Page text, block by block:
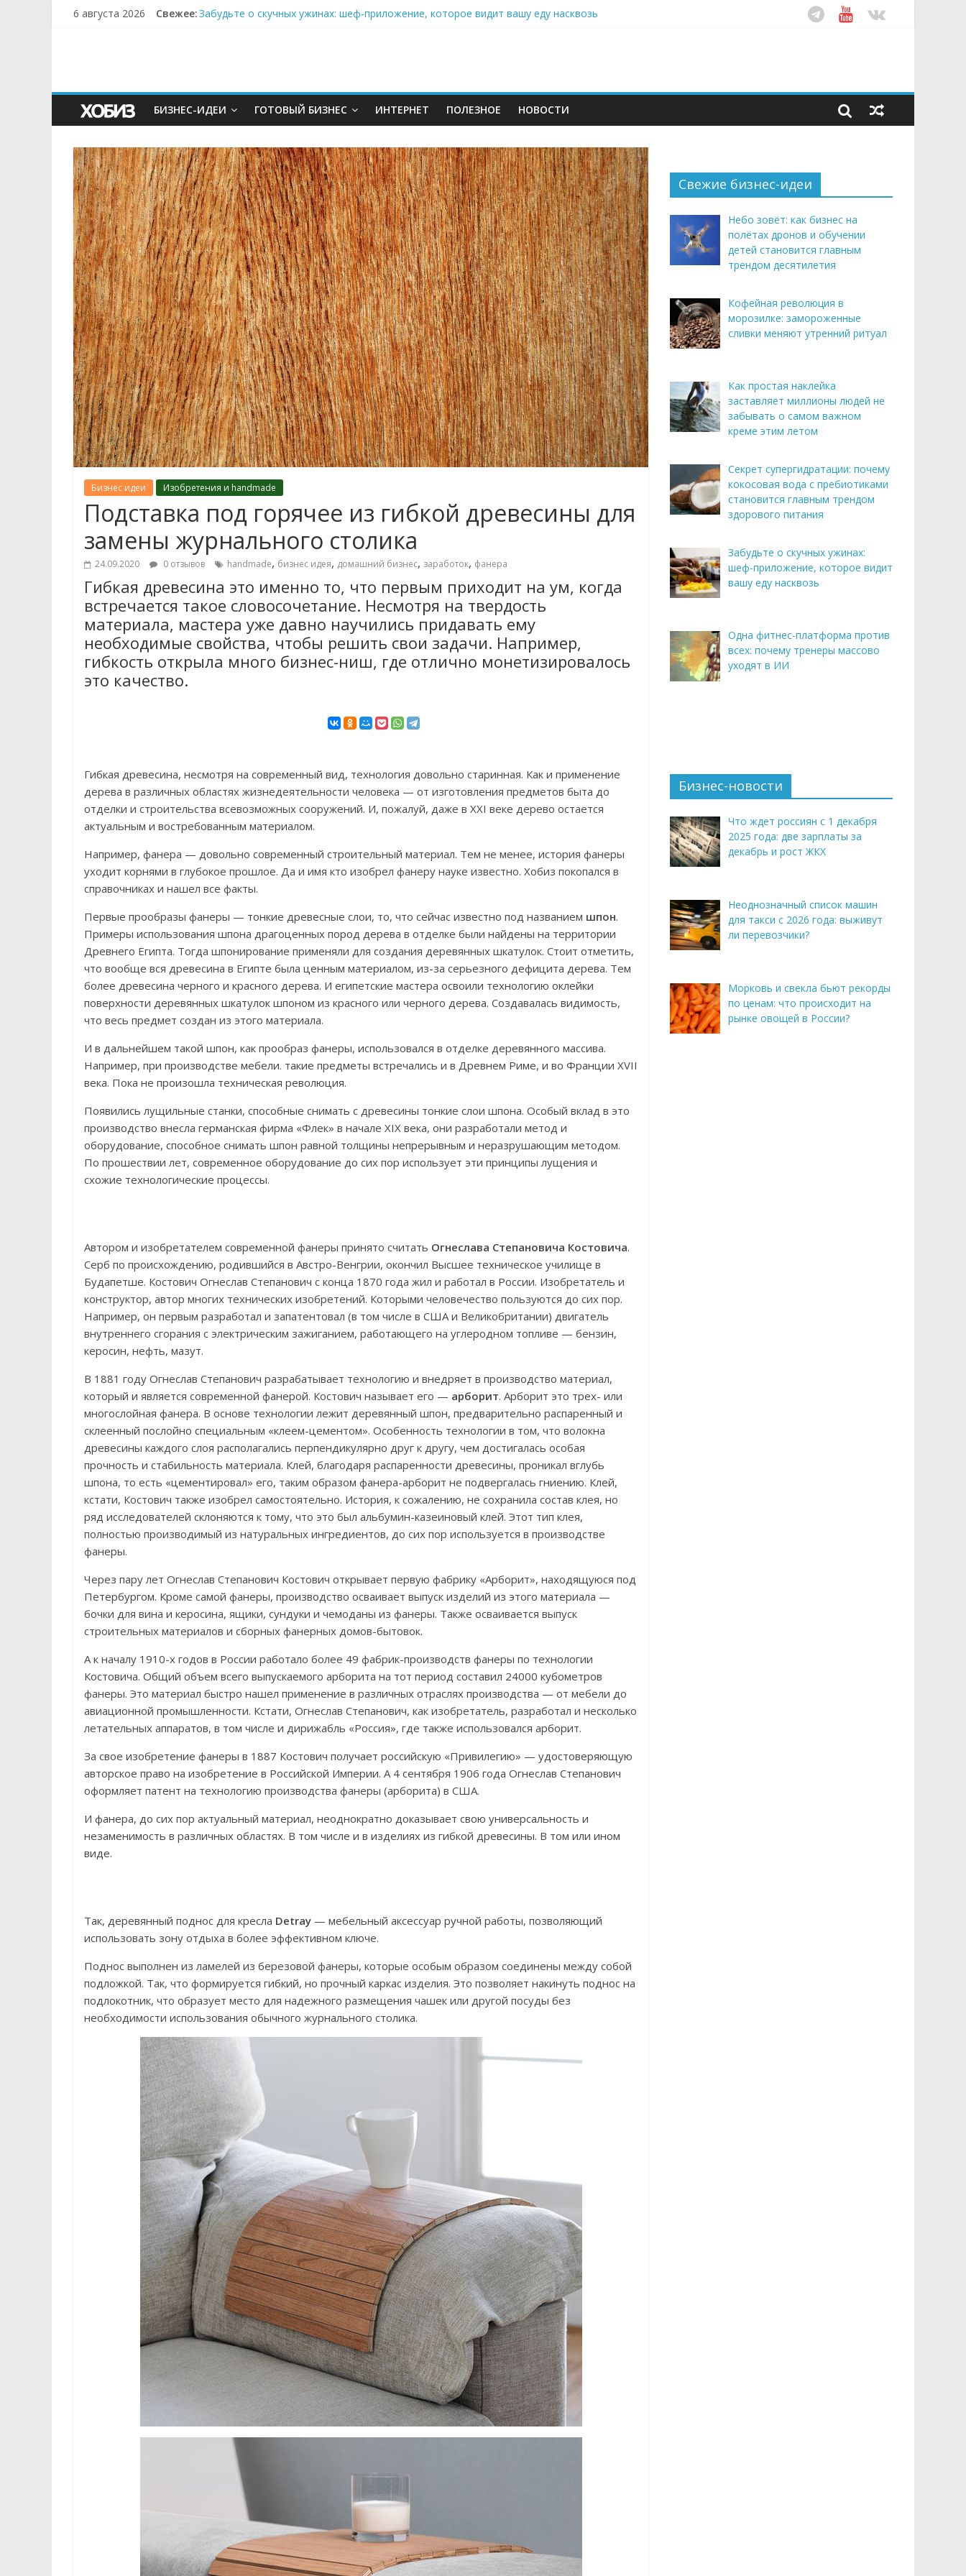
6 августа 2026 Свежее:Забудьте о скучных ужинах: шеф-приложение, которое видит вашу еду насквозь
БИЗНЕС-ИДЕИ ГОТОВЫЙ БИЗНЕС ИНТЕРНЕТ ПОЛЕЗНОЕ НОВОСТИ
Бизнес идеи Изобретения и handmade
Подставка под горячее из гибкой древесины для
замены журнального столика
24.09.2020 0 отзывов handmade, бизнес идея, домашний бизнес, заработок, фанера
Гибкая древесина это именно то, что первым приходит на ум, когда
встречается такое словосочетание. Несмотря на твердость
материала, мастера уже давно научились придавать ему
необходимые свойства, чтобы решить свои задачи. Например,
гибкость открыла много бизнес-ниш, где отлично монетизировалось
это качество.
Гибкая древесина, несмотря на современный вид, технология довольно старинная. Как и применение
дерева в различных областях жизнедеятельности человека — от изготовления предметов быта до
отделки и строительства всевозможных сооружений. И, пожалуй, даже в XXI веке дерево остается
актуальным и востребованным материалом.
Например, фанера — довольно современный строительный материал. Тем не менее, история фанеры
уходит корнями в глубокое прошлое. Да и имя кто изобрел фанеру науке известно. Хобиз покопался в
справочниках и нашел все факты.
Первые прообразы фанеры — тонкие древесные слои, то, что сейчас известно под названием шпон.
Примеры использования шпона драгоценных пород дерева в отделке были найдены на территории
Древнего Египта. Тогда шпонирование применяли для создания деревянных шкатулок. Стоит отметить,
что вообще вся древесина в Египте была ценным материалом, из-за серьезного дефицита дерева. Тем
более древесина черного и красного дерева. И египетские мастера освоили технологию оклейки
поверхности деревянных шкатулок шпоном из красного или черного дерева. Создавалась видимость,
что весь предмет создан из этого материала.
И в дальнейшем такой шпон, как прообраз фанеры, использовался в отделке деревянного массива.
Например, при производстве мебели. такие предметы встречались и в Древнем Риме, и во Франции XVII
века. Пока не произошла техническая революция.
Появились лущильные станки, способные снимать с древесины тонкие слои шпона. Особый вклад в это
производство внесла германская фирма «Флек» в начале XIX века, они разработали метод и
оборудование, способное снимать шпон равной толщины непрерывным и неразрушающим методом.
По прошествии лет, современное оборудование до сих пор использует эти принципы лущения и
схожие технологические процессы.
Автором и изобретателем современной фанеры принято считать Огнеслава Степановича Костовича.
Серб по происхождению, родившийся в Австро-Венгрии, окончил Высшее техническое училище в
Будапетше. Костович Огнеслав Степанович с конца 1870 года жил и работал в России. Изобретатель и
конструктор, автор многих технических изобретений. Которыми человечество пользуются до сих пор.
Например, он первым разработал и запатентовал (в том числе в США и Великобритании) двигатель
внутреннего сгорания с электрическим зажиганием, работающего на углеродном топливе — бензин,
керосин, нефть, мазут.
В 1881 году Огнеслав Степанович разрабатывает технологию и внедряет в производство материал,
который и является современной фанерой. Костович называет его — арборит. Арборит это трех- или
многослойная фанера. В основе технологии лежит деревянный шпон, предварительно распаренный и
склеенный послойно специальным «клеем-цементом». Особенность технологии в том, что волокна
древесины каждого слоя располагались перпендикулярно друг к другу, чем достигалась особая
прочность и стабильность материала. Клей, благодаря распаренности древесины, проникал вглубь
шпона, то есть «цементировал» его, таким образом фанера-арборит не подвергалась гниению. Клей,
кстати, Костович также изобрел самостоятельно. История, к сожалению, не сохранила состав клея, но
ряд исследователей склоняются к тому, что это был альбумин-казеиновый клей. Этот тип клея,
полностью производимый из натуральных ингредиентов, до сих пор используется в производстве
фанеры.
Через пару лет Огнеслав Степанович Костович открывает первую фабрику «Арборит», находящуюся под
Петербургом. Кроме самой фанеры, производство осваивает выпуск изделий из этого материала —
бочки для вина и керосина, ящики, сундуки и чемоданы из фанеры. Также осваивается выпуск
строительных материалов и сборных фанерных домов-бытовок.
А к началу 1910-х годов в России работало более 49 фабрик-производств фанеры по технологии
Костовича. Общий объем всего выпускаемого арборита на тот период составил 24000 кубометров
фанеры. Это материал быстро нашел применение в различных отраслях производства — от мебели до
авиационной промышленности. Кстати, Огнеслав Степанович, как изобретатель, разработал и несколько
летательных аппаратов, в том числе и дирижабль «Россия», где также использовался арборит.
За свое изобретение фанеры в 1887 Костович получает российскую «Привилегию» — удостоверяющую
авторское право на изобретение в Российской Империи. А 4 сентября 1906 года Огнеслав Степанович
оформляет патент на технологию производства фанеры (арборита) в США.
И фанера, до сих пор актуальный материал, неоднократно доказывает свою универсальность и
незаменимость в различных областях. В том числе и в изделиях из гибкой древесины. В том или ином
виде.
Так, деревянный поднос для кресла Detray — мебельный аксессуар ручной работы, позволяющий
использовать зону отдыха в более эффективном ключе.
Поднос выполнен из ламелей из березовой фанеры, которые особым образом соединены между собой
подложкой. Так, что формируется гибкий, но прочный каркас изделия. Это позволяет накинуть поднос на
подлокотник, что образует место для надежного размещения чашек или другой посуды без
необходимости использования обычного журнального столика.
Свежие бизнес-идеи
Небо зовёт: как бизнес на
полётах дронов и обучении
детей становится главным
трендом десятилетия
Кофейная революция в
морозилке: замороженные
сливки меняют утренний ритуал
Как простая наклейка
заставляет миллионы людей не
забывать о самом важном
креме этим летом
Секрет супергидратации: почему
кокосовая вода с пребиотиками
становится главным трендом
здорового питания
Забудьте о скучных ужинах:
шеф-приложение, которое видит
вашу еду насквозь
Одна фитнес-платформа против
всех: почему тренеры массово
уходят в ИИ
Бизнес-новости
Что ждет россиян с 1 декабря
2025 года: две зарплаты за
декабрь и рост ЖКХ
Неоднозначный список машин
для такси с 2026 года: выживут
ли перевозчики?
Морковь и свекла бьют рекорды
по ценам: что происходит на
рынке овощей в России?